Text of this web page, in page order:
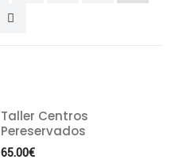
Taller Centros
Pereservados
65.00€